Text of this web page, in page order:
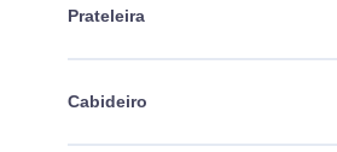
Prateleira
Cabideiro